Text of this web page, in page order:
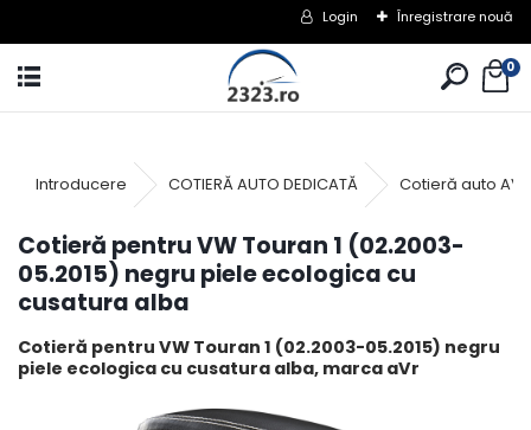
Login Înregistrare nouă
0
Introducere COTIERĂ AUTO DEDICATĂ Cotieră auto
Cotieră pentru VW Touran 1 (02.2003-
05.2015) negru piele ecologica cu
cusatura alba
Cotieră pentru VW Touran 1 (02.2003-05.2015) negru
piele ecologica cu cusatura alba, marca aVr